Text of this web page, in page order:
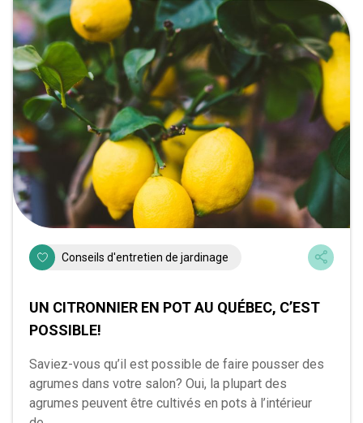
Conseils d'entretien de jardinage
UN CITRONNIER EN POT AU QUÉBEC, C’EST
POSSIBLE!
Saviez-vous qu’il est possible de faire pousser des
agrumes dans votre salon? Oui, la plupart des
agrumes peuvent être cultivés en pots à l’intérieur